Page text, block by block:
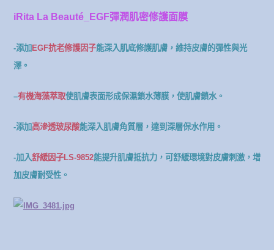
iRita La Beauté_EGF彈潤肌密修護面膜
-添加 EGF抗老修護因子能深入肌底修護肌膚，維持皮膚的彈性與光
澤。
–有機海藻萃取使肌膚表面形成保濕鎖水薄膜，使肌膚鎖水。
-添加 高滲透玻尿酸能深入肌膚角質層，達到深層保水作用。
-加入舒緩因子LS-9852能提升肌膚抵抗力，可舒緩環境對皮膚刺激，增
加皮膚耐受性。